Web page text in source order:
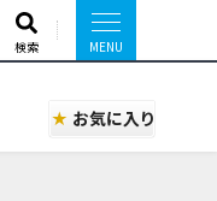
検索
お気に入り